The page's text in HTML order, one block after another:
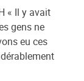
« Il y avait
gens ne
eu ces